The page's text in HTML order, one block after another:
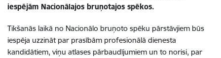
iespējām Nacionālajos bruņotajos spēkos.
Tikšanās laikā no Nacionālo bruņoto spēku pārstāvjiem būs
iespēja uzzināt par prasībām profesionālā dienesta
kandidātiem, viņu atlases pārbaudījumiem un to norisi, par